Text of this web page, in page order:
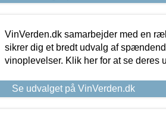
VinVerden.dk samarbejder med en
sikrer dig et bredt udvalg af
vinoplevelser. Klik her for at se deres
Se udvalget på VinVerden.dk